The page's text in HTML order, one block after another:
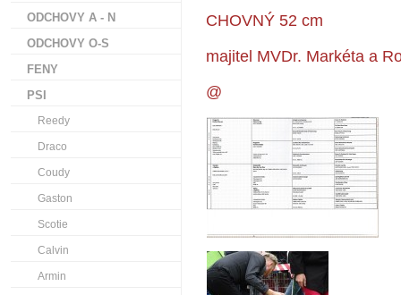
CHOVNÝ 52 cm
majitel MVDr. Markéta a
@
ODCHOVY A - N
ODCHOVY O-S
FENY
PSI
Reedy
Draco
Coudy
Gaston
Scotie
Calvin
Armin